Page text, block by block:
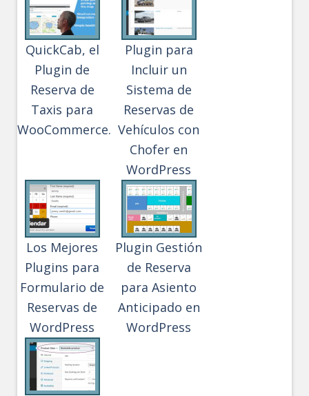
QuickCab, el
Plugin de
Reserva de
Taxis para
WooCommerce.
Plugin para
Incluir un
Sistema de
Reservas de
Vehículos con
Chofer en
WordPress
Los Mejores
Plugins para
Formulario de
Reservas de
WordPress
Plugin Gestión
de Reserva
para Asiento
Anticipado en
WordPress